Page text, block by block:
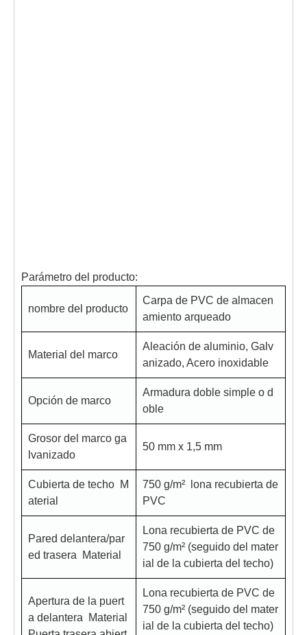
Parámetro del producto:
nombre del producto
Carpa de PVC de almacen
amiento arqueado
Material del marco
Aleación de aluminio, Galv
anizado, Acero inoxidable
Opción de marco
Armadura doble simple o d
oble
Grosor del marco ga
lvanizado
50 mm x 1,5 mm
Cubierta de techo M
aterial
750 g/m² lona recubierta de
PVC
Pared delantera/par
ed trasera Material
Lona recubierta de PVC de
750 g/m² (seguido del mater
ial de la cubierta del techo)
Apertura de la puert
a delantera Material
Lona recubierta de PVC de
750 g/m² (seguido del mater
ial de la cubierta del techo)